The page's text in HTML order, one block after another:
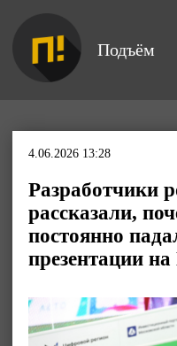
Подъём
4.06.2026 13:28
Разработчики
рассказали,
постоянно
презентации